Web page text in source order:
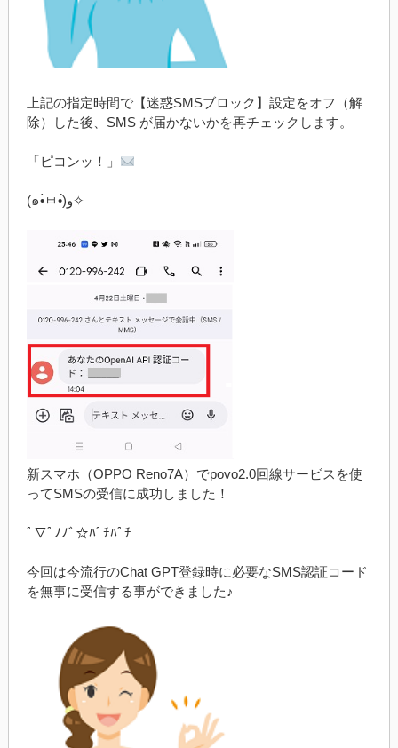
上記の指定時間で【迷惑SMSブロック】設定をオフ（解
除）した後、SMS が届かないかを再チェックします。
「ピコンッ！」
(๑•̀ㅂ•́)و✧
新スマホ（OPPO Reno7A）でpovo2.0回線サービスを使
ってSMSの受信に成功しました！
ﾟ▽ﾟﾉﾉﾞ☆ﾊﾟﾁﾊﾟﾁ
今回は今流行のChat GPT登録時に必要なSMS認証コード
を無事に受信する事ができました♪